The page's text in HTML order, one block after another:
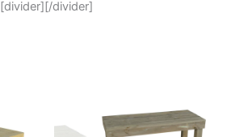
[divider][/divider]